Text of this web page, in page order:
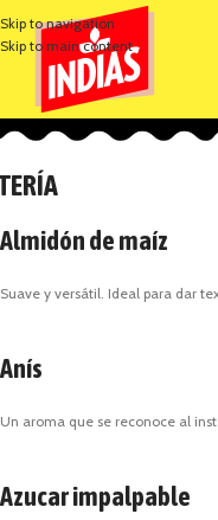
Skip to navigation
Skip to main content
Almidón de maíz
Suave y versátil. Ideal para dar
Anís
Un aroma que se reconoce al
Azucar impalpable